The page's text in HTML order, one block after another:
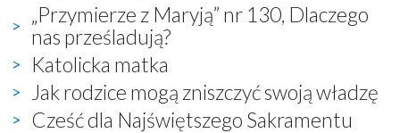
„Przymierze z Maryją” nr 130, Dlaczego
nas prześladują?
Katolicka matka
Jak rodzice mogą zniszczyć swoją władzę
Cześć dla Najświętszego Sakramentu